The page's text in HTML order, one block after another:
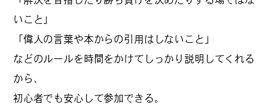
いこと」
「偉人の言葉や本からの引用はしないこと」
などのルールを時間をかけてしっかり説明してくれる
から、
初心者でも安心して参加できる。